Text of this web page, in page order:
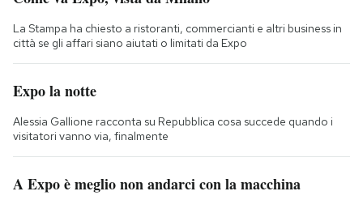
La Stampa ha chiesto a ristoranti, commercianti e altri business in
città se gli affari siano aiutati o limitati da Expo
Expo la notte
Alessia Gallione racconta su Repubblica cosa succede quando i
visitatori vanno via, finalmente
A Expo è meglio non andarci con la macchina